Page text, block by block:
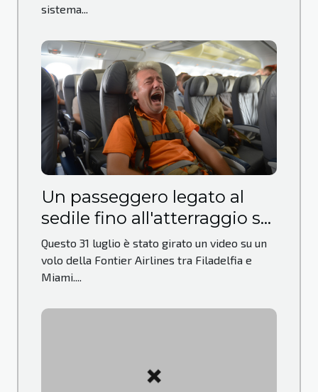
sistema...
Un passeggero legato al
sedile fino all'atterraggio su
un volo
Questo 31 luglio è stato girato un video su un
volo della Fontier Airlines tra Filadelfia e
Miami....